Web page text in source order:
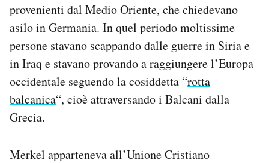
Regala il Post
Hai bisogno di aiuto?
provenienti dal Medio Oriente, che chiedevano
asilo in Germania. In quel periodo moltissime
persone stavano scappando dalle guerre in Siria e
in Iraq e stavano provando a raggiungere l’Europa
occidentale seguendo la cosiddetta “rotta
balcanica“, cioè attraversando i Balcani dalla
Grecia.
Merkel apparteneva all’Unione Cristiano